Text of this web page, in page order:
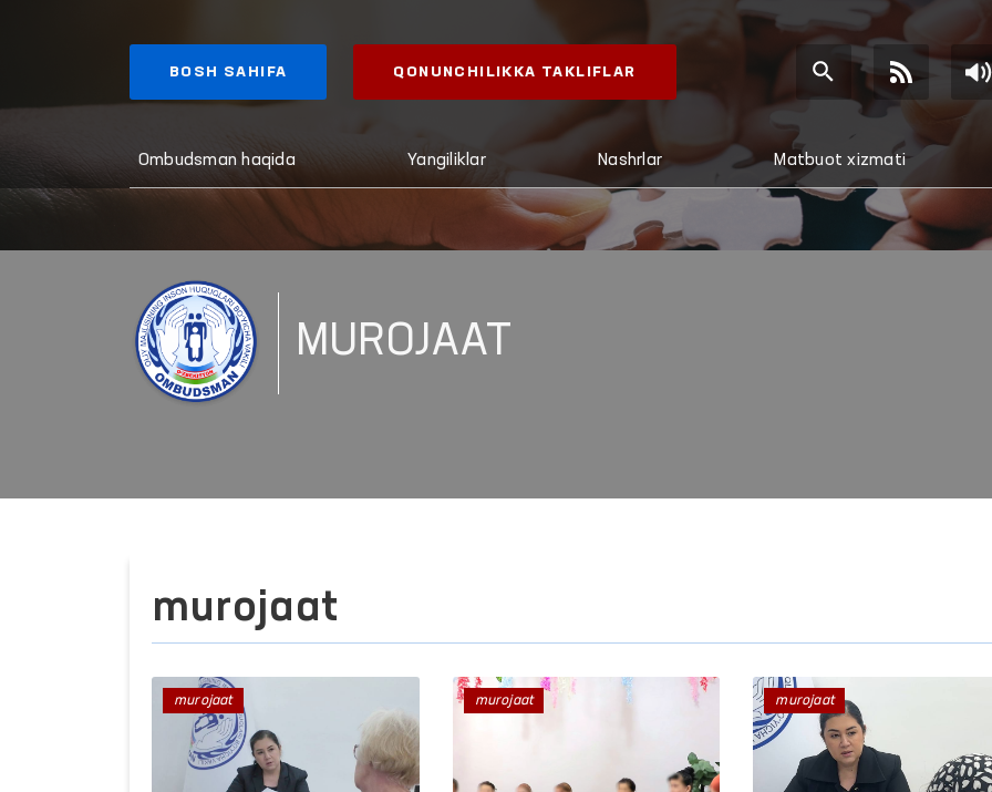
BOSH SAHIFA QONUNCHILIKKA TAKLIFLAR
Ombudsman haqida Yangiliklar Nashrlar Matbuot xizmati
MUROJAAT
murojaat
murojaat murojaat murojaat